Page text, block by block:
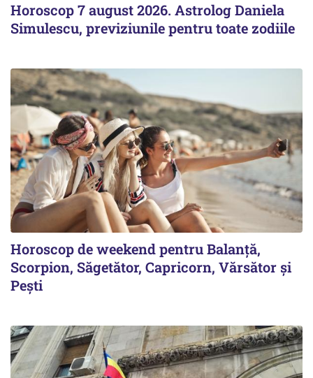
Horoscop 7 august 2026. Astrolog Daniela
Simulescu, previziunile pentru toate zodiile
Horoscop de weekend pentru Balanță,
Scorpion, Săgetător, Capricorn, Vărsător și
Pești